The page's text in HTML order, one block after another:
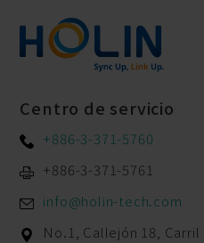
Centro de servicio
+886-3-371-5760
+886-3-371-5761
info@holin-tech.com
No.1, Callejón 18, Carril